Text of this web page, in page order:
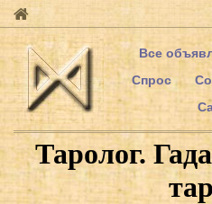
Все
Спрос
Таролог.